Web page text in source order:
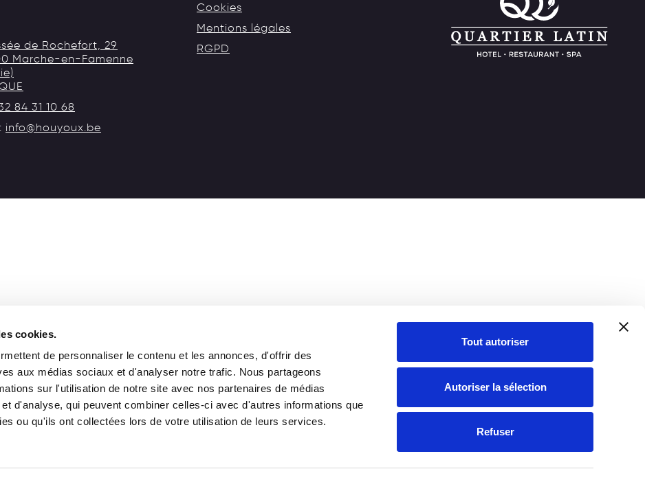
cookies.
de personnaliser le contenu et les annonces, d'offrir des
aux médias sociaux et d'analyser notre trafic. Nous partageons
sur l'utilisation de notre site avec nos partenaires de médias
d'analyse, qui peuvent combiner celles-ci avec d'autres informations que
ou qu'ils ont collectées lors de votre utilisation de leurs services.
Tout autoriser
Autoriser la sélection
Refuser
de Rochefort, 29
Marche-en-Famenne
84 31 10 68
info@houyoux.be
Cookies
Mentions légales
RGPD